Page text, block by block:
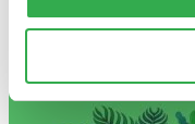
Použité filtre